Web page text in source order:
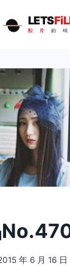
LETS
胶 片 的 味
年 6 月 16 日